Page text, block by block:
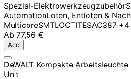
Spezial-Elektrowerkzeugzubehör
AutomationLöten, Entlöten &
MulticoreSMTLOCTITESAC387 +4
Ab 77,56 €
Add
DeWALT Kompakte
Unit